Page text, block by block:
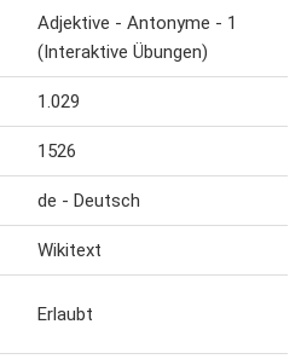
Adjektive - Antonyme - 1
(Interaktive Übungen)
1.029
1526
de - Deutsch
Wikitext
Erlaubt